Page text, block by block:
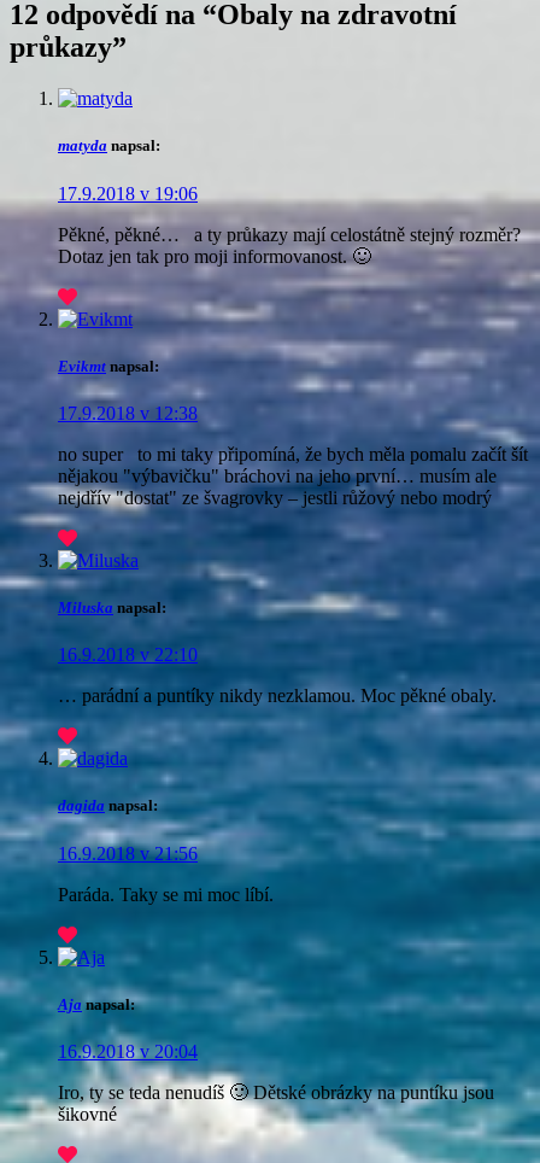
12 odpovědí na “Obaly na zdravotní
průkazy”
matyda napsal:
17.9.2018 v 19:06
Pěkné, pěkné… a ty průkazy mají celostátně stejný rozměr?
Dotaz jen tak pro moji informovanost. 🙂
Evikmt napsal:
17.9.2018 v 12:38
no super
to mi taky připomíná, že bych měla pomalu začít šít
nějakou "výbavičku" bráchovi na jeho první… musím ale
nejdřív "dostat" ze švagrovky – jestli růžový nebo modrý
Miluska napsal:
16.9.2018 v 22:10
… parádní a puntíky nikdy nezklamou. Moc pěkné obaly.
dagida napsal:
16.9.2018 v 21:56
Paráda. Taky se mi moc líbí.
Aja napsal:
16.9.2018 v 20:04
Iro, ty se teda nenudíš 🙂 Dětské obrázky na puntíku jsou
šikovné